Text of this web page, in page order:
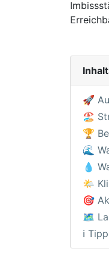
🚀
🏖️
🏆
🌊
💧
🌤️
🎯
🗺️
ℹ️